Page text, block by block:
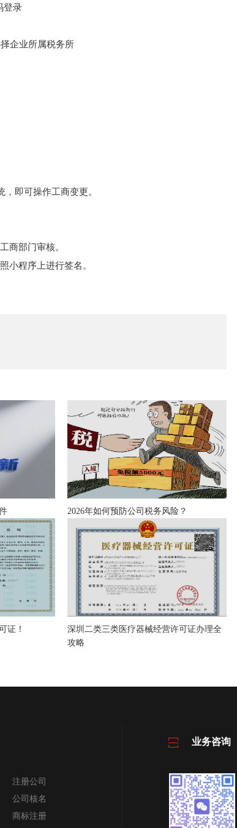
登录
企业所属税务所
即可操作工商变更。
商部门审核。
小程序上进行签名。
2026年如何预防公司税务风险？
证！
深圳二类三类医疗器械经营许可证办理全
攻略
注册公司
公司核名
商标注册
业务咨询